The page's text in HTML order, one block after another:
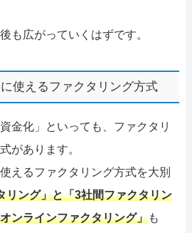
も広がっていくはずです。
使えるファクタリング方式
金化」といっても、ファクタリ
があります。
えるファクタリング方式を大別
リング」と「3社間ファクタリン
ンラインファクタリング」も